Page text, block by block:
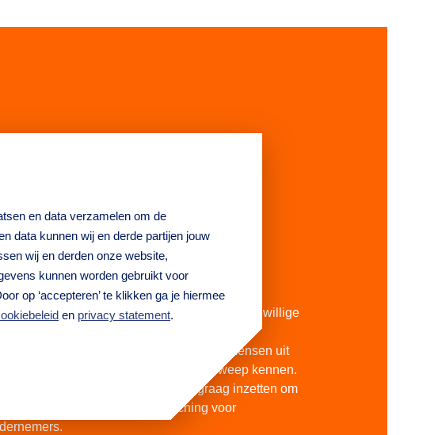
en data verzamelen om de
data kunnen wij en derde partijen jouw
wij en derden onze website,
kunnen worden gebruikt voor
op ‘accepteren’ te klikken ga je hiermee
en privacy statement.
coaches van
coach-netwerk van Qredits bestaat uit 650 vrijwillige
Stuk voor stuk enthousiaste mensen uit
bedrijfsleven die het klappen van de zweep kennen.
die hun ervaring, kennis en kunde graag inzetten om
te helpen. Dat is coaching voor